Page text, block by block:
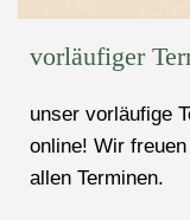
vorläufiger
unser vorläufige
online! Wir
allen Terminen.